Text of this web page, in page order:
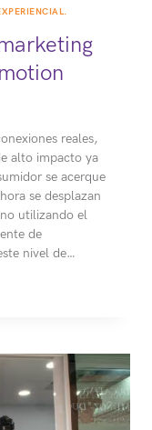
reales,
alto impacto ya
se acerque
se desplazan
utilizando el
de
nivel de…